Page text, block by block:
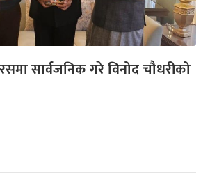
सार्वजनिक गरे विनोद चौधरीको